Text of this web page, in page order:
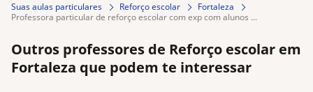
Suas aulas particulares Reforço escolar
Fortaleza
professora particular de reforço escolar com exp com alunos ...
Outros professores de Reforço escolar em
Fortaleza que podem te interessar